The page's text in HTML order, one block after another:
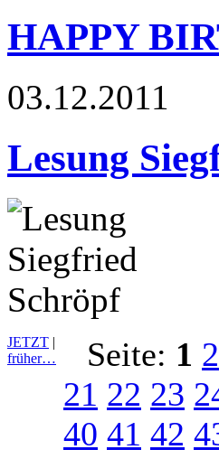
HAPPY
03.12.2011
Lesung
JETZT |
früher…
Seite: 1 2
21 22 23
40 41 42